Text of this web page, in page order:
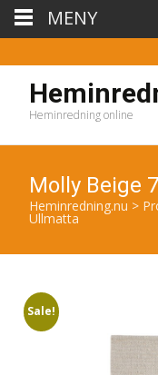
Heminredning online
Molly Beige
Heminredning.nu >
Ullmatta
Sale!
MENY